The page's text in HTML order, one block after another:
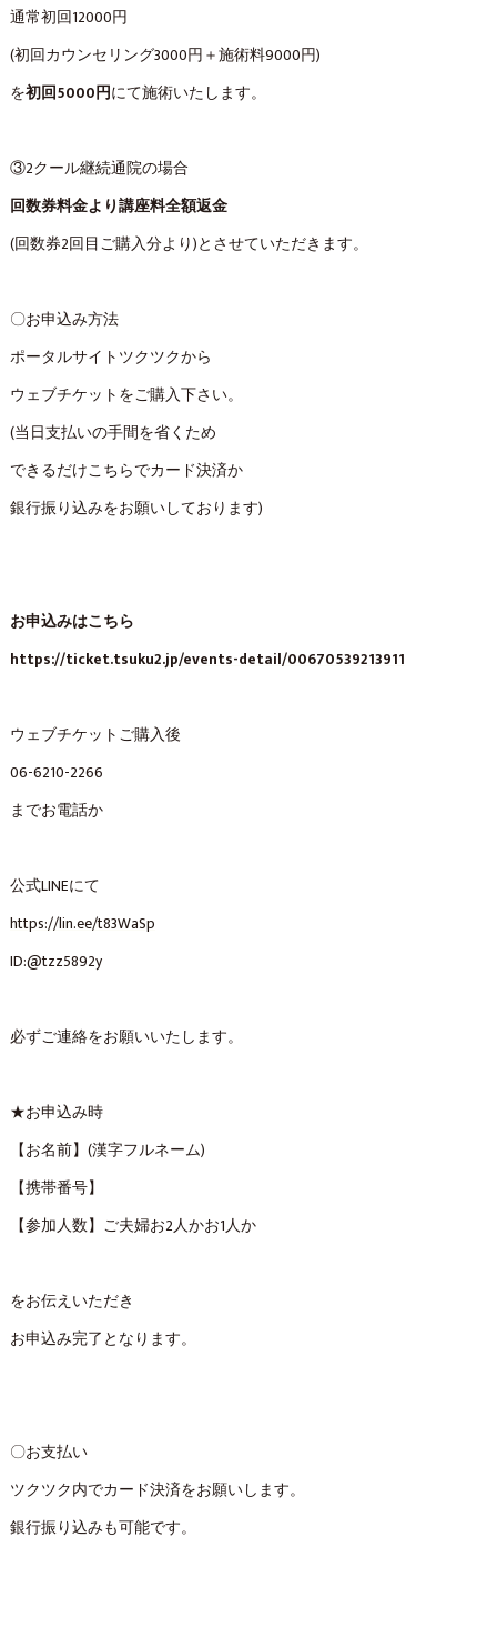
通常初回12000円
(初回カウンセリング3000円＋施術料9000円)
を初回5000円にて施術いたします。
③2クール継続通院の場合
回数券料金より講座料全額返金
(回数券2回目ご購入分より)とさせていただきます。
〇お申込み方法
ポータルサイトツクツクから
ウェブチケットをご購入下さい。
(当日支払いの手間を省くため
できるだけこちらでカード決済か
銀行振り込みをお願いしております)
お申込みはこちら
https://ticket.tsuku2.jp/events-detail/00670539213911
ウェブチケットご購入後
06-6210-2266
までお電話か
公式LINEにて
https://lin.ee/t83WaSp
ID:@tzz5892y
必ずご連絡をお願いいたします。
★お申込み時
【お名前】(漢字フルネーム)
【携帯番号】
【参加人数】ご夫婦お2人かお1人か
をお伝えいただき
お申込み完了となります。
〇お支払い
ツクツク内でカード決済をお願いします。
銀行振り込みも可能です。